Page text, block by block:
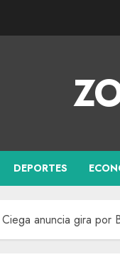
DEPORTES
anuncia gira por